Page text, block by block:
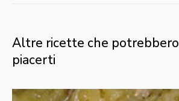
Altre ricette che potrebbero
piacerti